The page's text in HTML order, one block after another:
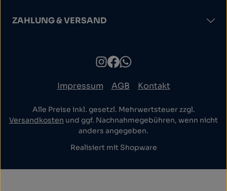
ZAHLUNG & VERSAND
Impressum AGB Kontakt
Alle Preise inkl. gesetzl. Mehrwertsteuer zzgl.
Versandkosten und ggf. Nachnahmegebühren, wenn nicht
anders angegeben.
Realisiert mit Shopware